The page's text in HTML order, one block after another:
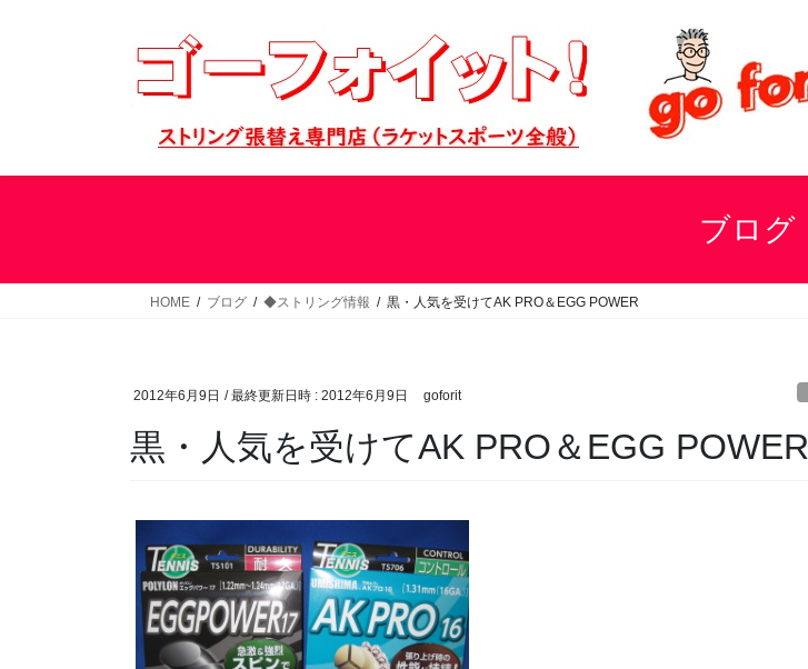
ス
ン
ブログ
HOME ブログ ◆ストリング情報 黒・人気を受けてAK PRO＆EGG POWER
2012年6月9日 / 最終更新日時 : 2012年6月9日 goforit
黒・人気を受けてAK PRO＆EGG POWER